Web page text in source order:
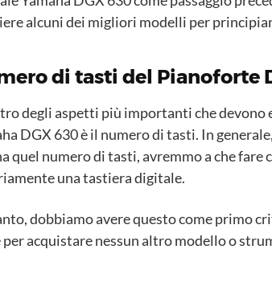
alcuni dei migliori modelli per
di tasti del Pianoforte
degli aspetti più importanti che devono
DGX 630 è il numero di tasti. In
quel numero di tasti, avremmo a che
una tastiera digitale.
dobbiamo avere questo come primo
acquistare nessun altro modello o